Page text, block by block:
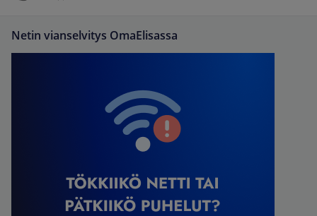
Netin vianselvitys OmaElisassa